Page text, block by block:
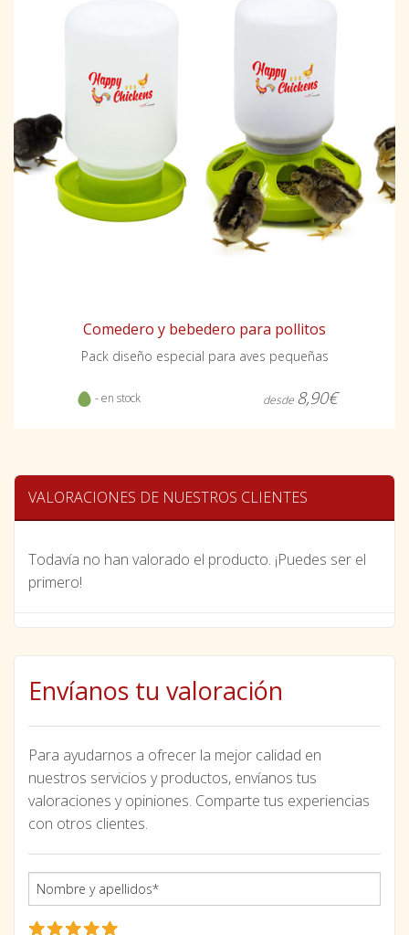
Comedero y bebedero para pollitos
Pack diseño especial para aves pequeñas
- en stock desde 8,90€
VALORACIONES DE NUESTROS CLIENTES
Todavía no han valorado el producto. ¡Puedes ser el
primero!
Envíanos tu valoración
Para ayudarnos a ofrecer la mejor calidad en
nuestros servicios y productos, envíanos tus
valoraciones y opiniones. Comparte tus experiencias
con otros clientes.